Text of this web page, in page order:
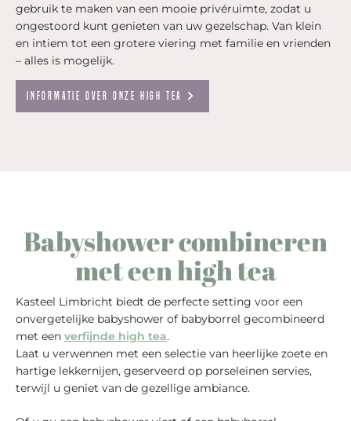
gebruik te maken van een mooie privéruimte, zodat u
ongestoord kunt genieten van uw gezelschap. Van klein
en intiem tot een grotere viering met familie en vrienden
– alles is mogelijk.
Informatie over onze high tea
Babyshower combineren
met een high tea
Kasteel Limbricht biedt de perfecte setting voor een
onvergetelijke babyshower of babyborrel gecombineerd
met een verfijnde high tea.
Laat u verwennen met een selectie van heerlijke zoete en
hartige lekkernijen, geserveerd op porseleinen servies,
terwijl u geniet van de gezellige ambiance.